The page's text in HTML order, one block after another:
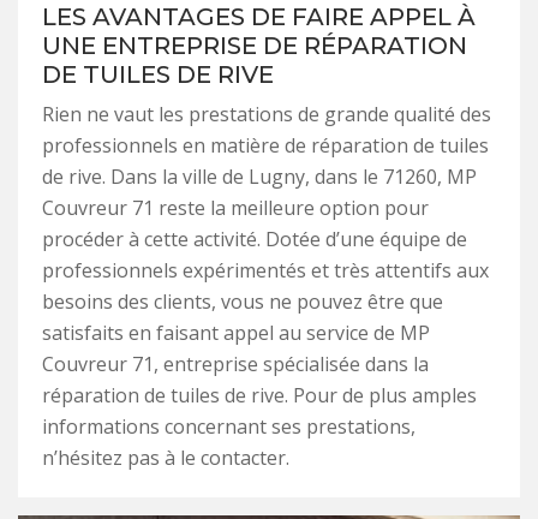
LES AVANTAGES DE FAIRE APPEL À
UNE ENTREPRISE DE RÉPARATION
DE TUILES DE RIVE
Rien ne vaut les prestations de grande qualité des
professionnels en matière de réparation de tuiles
de rive. Dans la ville de Lugny, dans le 71260, MP
Couvreur 71 reste la meilleure option pour
procéder à cette activité. Dotée d’une équipe de
professionnels expérimentés et très attentifs aux
besoins des clients, vous ne pouvez être que
satisfaits en faisant appel au service de MP
Couvreur 71, entreprise spécialisée dans la
réparation de tuiles de rive. Pour de plus amples
informations concernant ses prestations,
n’hésitez pas à le contacter.